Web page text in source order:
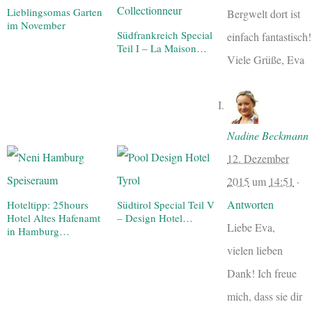
Lieblingsomas Garten
im November
Südfrankreich Special
Teil I – La Maison…
Hoteltipp: 25hours
Hotel Altes Hafenamt
in Hamburg…
Südtirol Special Teil V
– Design Hotel…
Bergwelt dort ist
einfach fantastisch!
Viele Grüße, Eva
Nadine Beckmann
12. Dezember
2015 um 14:51 ·
Antworten
Liebe Eva,
vielen lieben
Dank! Ich freue
mich, dass sie dir